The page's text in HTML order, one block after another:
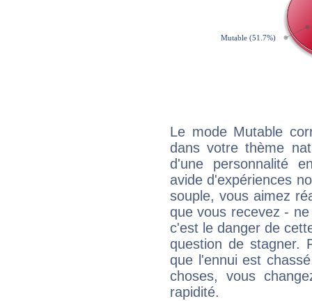
Le mode Mutable
dans votre thème
d'une personnalité
avide d'expériences
souple, vous aimez
que vous recevez -
c'est le danger de
question de stagner.
que l'ennui est
choses, vous
rapidité.